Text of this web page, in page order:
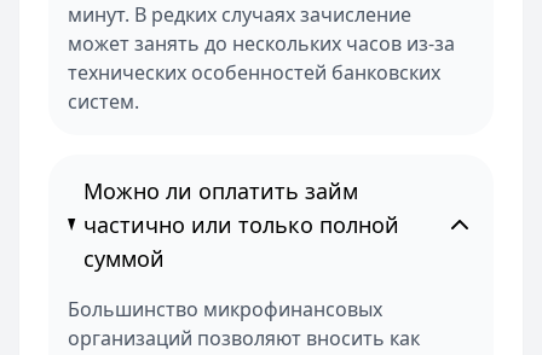
минут. В редких случаях зачисление
может занять до нескольких часов из-за
технических особенностей банковских
систем.
Можно ли оплатить займ
частично или только полной
суммой
Большинство микрофинансовых
организаций позволяют вносить как